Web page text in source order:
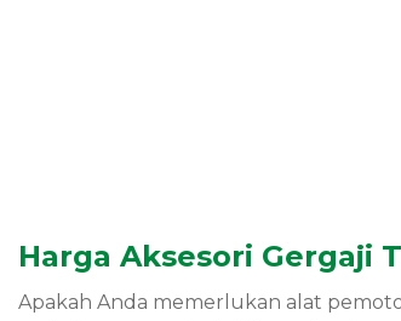
Harga Aksesori Gergaji
Apakah Anda memerlukan alat